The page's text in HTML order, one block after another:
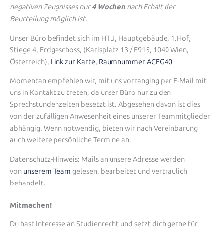
negativen Zeugnisses nur4 Wochen nach Erhalt der
Beurteilung möglich ist.
Unser Büro befindet sich im HTU, Hauptgebäude, 1.Hof,
Stiege 4, Erdgeschoss, (Karlsplatz 13 / E915, 1040 Wien,
Österreich), Link zur Karte, Raumnummer ACEG40
Momentan empfehlen wir, mit uns vorranging per E-Mail mit
uns in Kontakt zu treten, da unser Büro nur zu den
Sprechstundenzeiten besetzt ist. Abgesehen davon ist dies
von der zufälligen Anwesenheit eines unserer Teammitglieder
abhängig. Wenn notwendig, bieten wir nach Vereinbarung
auch weitere persönliche Termine an.
Datenschutz-Hinweis: Mails an unsere Adresse werden
von unserem Team gelesen, bearbeitet und vertraulich
behandelt.
Mitmachen!
Du hast Interesse an Studienrecht und setzt dich gerne für